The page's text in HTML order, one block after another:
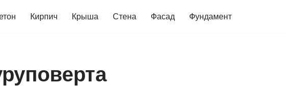
Кирпич Крыша Стена Фасад Фундамент